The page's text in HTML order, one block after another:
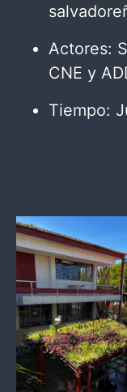
Actores:
CNE y
Tiempo: